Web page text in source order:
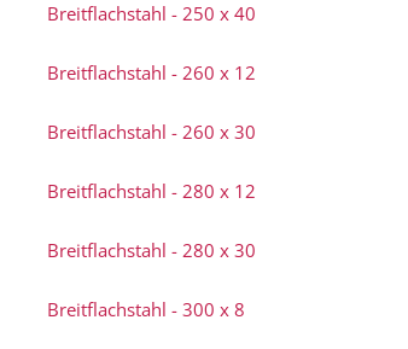
Breitflachstahl - 250 x 40
Breitflachstahl - 260 x 12
Breitflachstahl - 260 x 30
Breitflachstahl - 280 x 12
Breitflachstahl - 280 x 30
Breitflachstahl - 300 x 8